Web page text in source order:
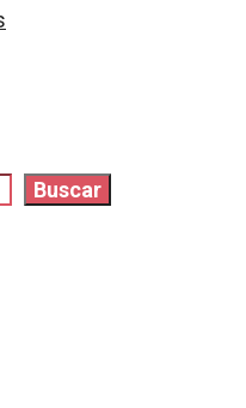
Buscar